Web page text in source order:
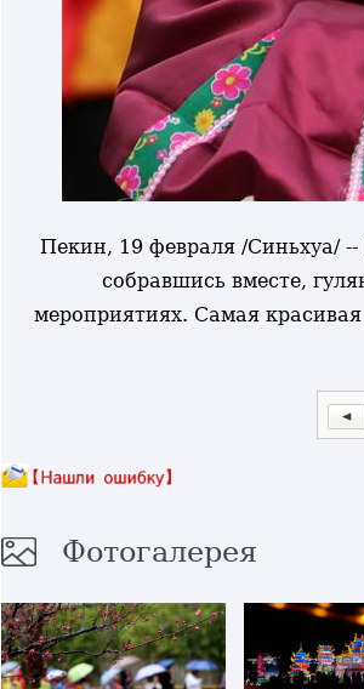
Пекин, 19 февраля /Синьхуа/
собравшись вместе,
мероприятиях. Самая
Фотогалерея